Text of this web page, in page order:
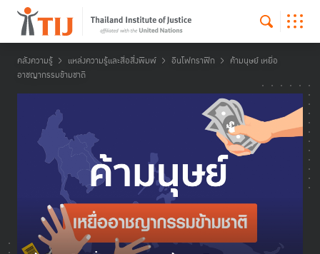
คลังความรู้ แหล่งความรู้และสื่อสิ่งพิมพ์ อินโฟกราฟิก
ค้ามนุษย์ เหยื่อ
อาชญากรรมข้ามชาติ